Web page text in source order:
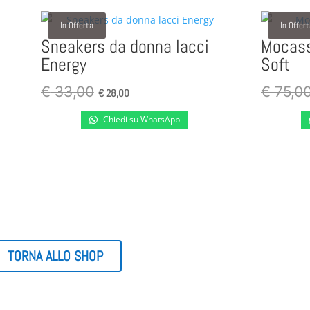
In Offerta
Sneakers da donna lacci
Energy
€33,00 Il
prezzo
originale
€28,00Il
prezzo
attuale
Chiedi su WhatsApp
In
Soft
€
TORNA ALLO SHOP